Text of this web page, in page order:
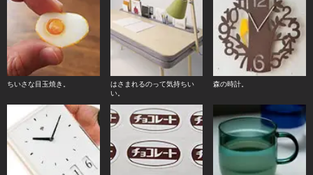
ちいさな目玉焼き。
はさまれるのって気持ちい
い。
森の時計。